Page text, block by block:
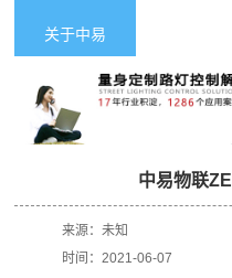
关于中易
中易物联
来源： 未知
时间： 2021-06-07